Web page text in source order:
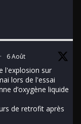
· 6 Août
l'explosion sur
lors de l'essai
d’oxygène liquide
de retrofit après